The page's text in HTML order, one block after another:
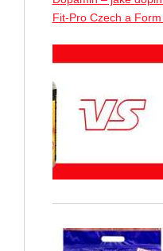
Fit-Pro Czech a